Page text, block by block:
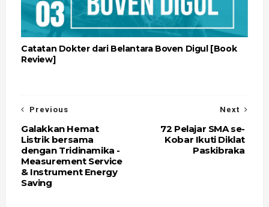
Catatan Dokter dari Belantara Boven Digul [Book
Review]
Next
72 Pelajar SMA se-
Kobar Ikuti Diklat
Paskibraka
Previous
Galakkan Hemat
Listrik bersama
dengan Tridinamika -
Measurement Service
& Instrument Energy
Saving